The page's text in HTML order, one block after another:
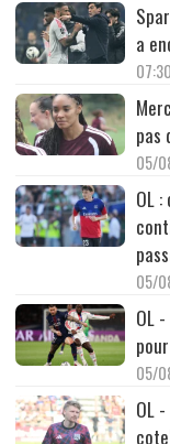
a
07:30
pas
05/
OL
05/
OL
05/
OL